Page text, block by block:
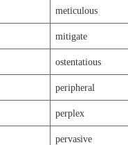
meticulous
mitigate
ostentatious
peripheral
perplex
pervasive